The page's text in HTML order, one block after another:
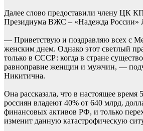
Далее слово предоставили члену ЦК
Президиума ВЖС – «Надежда
— Приветствую и поздравляю всех с
женским днем. Однако этот светлый
только в СССР: когда в стране
равноправие женщин и мужчин, —
Никитична.
Она рассказала, что в настоящее время
россиян владеют 40% от 640 млрд.
финансовых активов РФ, и только
изменит данную катастрофическую